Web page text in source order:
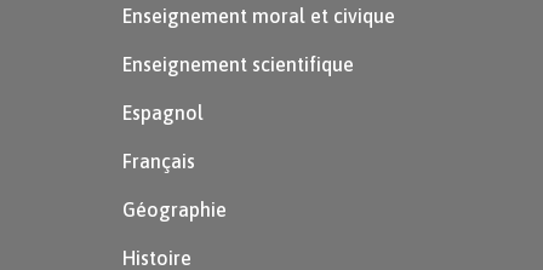
Enseignement moral et civique
Enseignement scientifique
Espagnol
Français
Géographie
Histoire